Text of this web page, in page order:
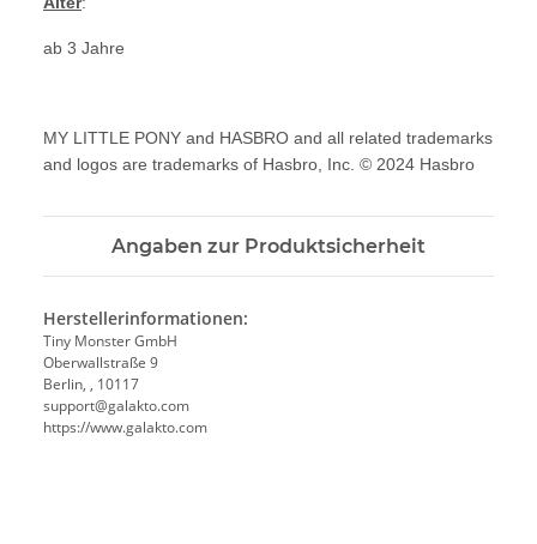
ab 3 Jahre
MY LITTLE PONY and HASBRO and all related trademarks
and logos are trademarks of Hasbro, Inc. © 2024 Hasbro
Angaben zur Produktsicherheit
Herstellerinformationen:
Tiny Monster GmbH
Oberwallstraße 9
Berlin, , 10117
support@galakto.com
https://www.galakto.com